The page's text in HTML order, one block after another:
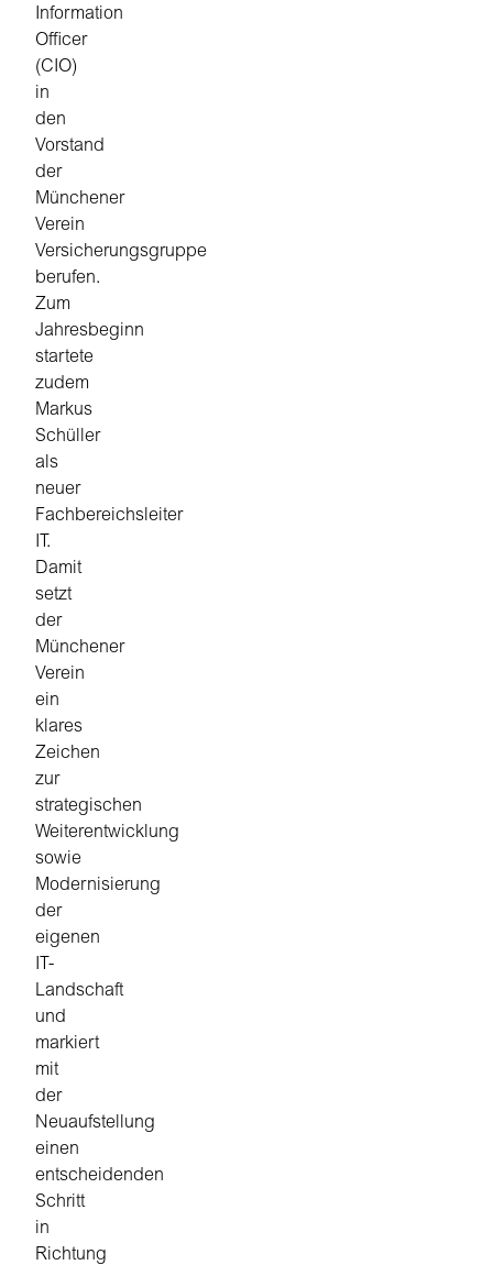
Information
Officer
(CIO)
in
den
Vorstand
der
Münchener
Verein
Versicherungsgruppe
berufen.
Zum
Jahresbeginn
startete
zudem
Markus
Schüller
als
neuer
Fachbereichsleiter
IT.
Damit
setzt
der
Münchener
Verein
ein
klares
Zeichen
zur
strategischen
Weiterentwicklung
sowie
Modernisierung
der
eigenen
IT-
Landschaft
und
markiert
mit
der
Neuaufstellung
einen
entscheidenden
Schritt
in
Richtung